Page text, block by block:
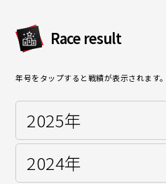
Race result
年号をタップすると戦績が表示されます。
2025年
SUPER GT GT300クラス
2024年